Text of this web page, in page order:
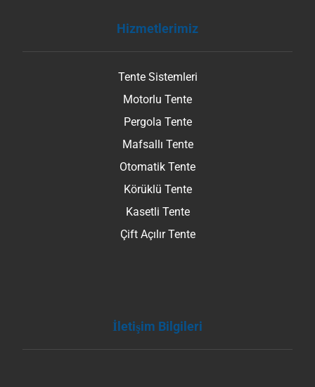
Hizmetlerimiz
Tente Sistemleri
Motorlu Tente
Pergola Tente
Mafsallı Tente
Otomatik Tente
Körüklü Tente
Kasetli Tente
Çift Açılır Tente
İletişim Bilgileri